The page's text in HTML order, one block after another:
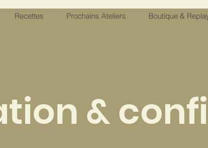
Recettes Prochains Ateliers Boutique &
&